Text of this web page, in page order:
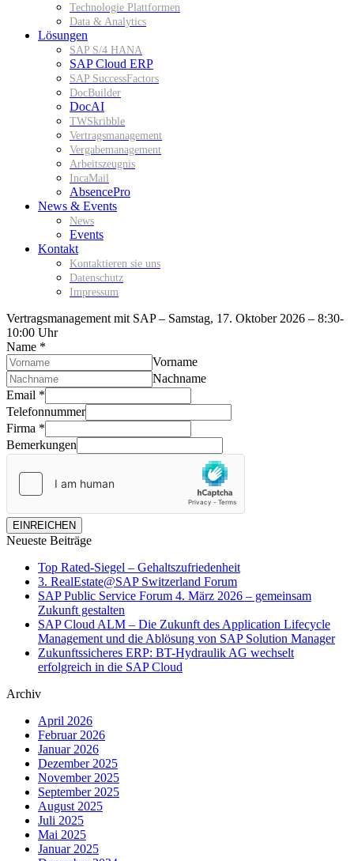
Technologie Plattformen
Data & Analytics
Lösungen
SAP S/4 HANA
SAP Cloud ERP
SAP SuccessFactors
DocBuilder
DocAI
TWSkribble
Vertragsmanagement
Vergabemanagement
Arbeitszeugnis
IncaMail
AbsencePro
News & Events
News
Events
Kontakt
Kontaktieren sie uns
Datenschutz
Impressum
Vertragsmanagement mit SAP – Samstag, 17. Oktober 2026 – 8:30-
10:00 Uhr
Name *
Vorname
Nachname
Telefonnummer
Bemerkungen
Email
Email *
Telefonnummer
Firma *
Bemerkungen
EINREICHEN
Neueste Beiträge
Top Rated-Siegel – Gehaltszufriedenheit
3. RealEstate@SAP Switzerland Forum
SAP Public Service Forum 4. März 2026 – gemeinsam
Zukunft gestalten
SAP Cloud ALM – Die Zukunft des Application Lifecycle
Management und die Ablösung von SAP Solution Manager
Zukunftssicheres ERP: BT-Hydraulik AG wechselt
erfolgreich in die SAP Cloud
Archiv
April 2026
Februar 2026
Januar 2026
Dezember 2025
November 2025
September 2025
August 2025
Juli 2025
Mai 2025
Januar 2025